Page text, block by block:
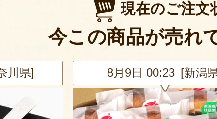
現在のご注文
今この商品が売れ
県] 8月9日 00:23 [新潟